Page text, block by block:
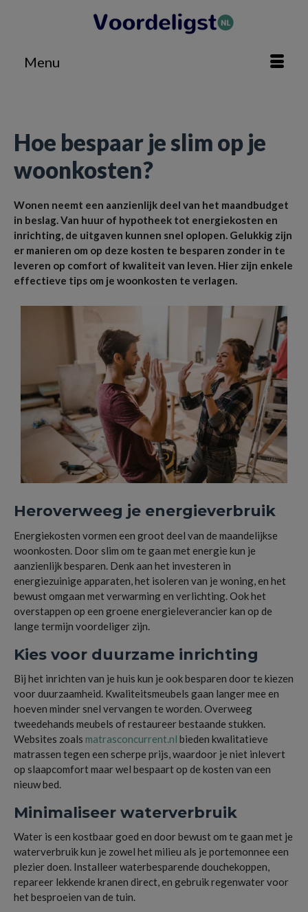
Menu
Hoe bespaar je slim op je
woonkosten?
Wonen neemt een aanzienlijk deel van het maandbudget
in beslag. Van huur of hypotheek tot energiekosten en
inrichting, de uitgaven kunnen snel oplopen. Gelukkig zijn
er manieren om op deze kosten te besparen zonder in te
leveren op comfort of kwaliteit van leven. Hier zijn enkele
effectieve tips om je woonkosten te verlagen.
Heroverweeg je energieverbruik
Energiekosten vormen een groot deel van de maandelijkse
woonkosten. Door slim om te gaan met energie kun je
aanzienlijk besparen. Denk aan het investeren in
energiezuinige apparaten, het isoleren van je woning, en het
bewust omgaan met verwarming en verlichting. Ook het
overstappen op een groene energieleverancier kan op de
lange termijn voordeliger zijn.
Kies voor duurzame inrichting
Bij het inrichten van je huis kun je ook besparen door te kiezen
voor duurzaamheid. Kwaliteitsmeubels gaan langer mee en
hoeven minder snel vervangen te worden. Overweeg
tweedehands meubels of restaureer bestaande stukken.
Websites zoals matrasconcurrent.nl bieden kwalitatieve
matrassen tegen een scherpe prijs, waardoor je niet inlevert
op slaapcomfort maar wel bespaart op de kosten van een
nieuw bed.
Minimaliseer waterverbruik
Water is een kostbaar goed en door bewust om te gaan met je
waterverbruik kun je zowel het milieu als je portemonnee een
plezier doen. Installeer waterbesparende douchekoppen,
repareer lekkende kranen direct, en gebruik regenwater voor
het besproeien van de tuin.